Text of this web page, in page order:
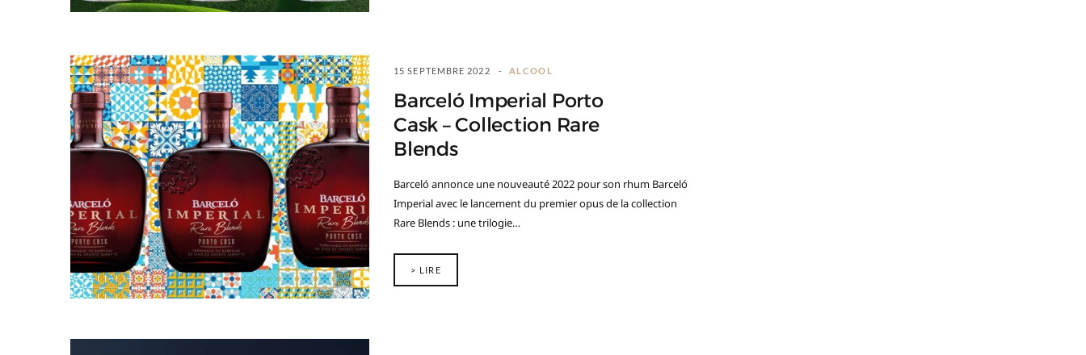
15 SEPTEMBRE 2022 ALCOOL
Barceló Imperial Porto
Cask – Collection Rare
Blends
Barceló annonce une nouveauté 2022 pour son rhum Barceló
Imperial avec le lancement du premier opus de la collection
Rare Blends : une trilogie…
> LIRE